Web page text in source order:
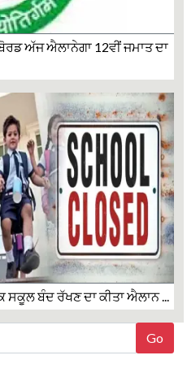
ਅੱਜ ਐਲਾਨੇਗਾ 12ਵੀਂ ਜਮਾਤ ਦਾ
ਬੰਦ ਰੱਖਣ ਦਾ ਕੀਤਾ ਐਲਾਨ ...